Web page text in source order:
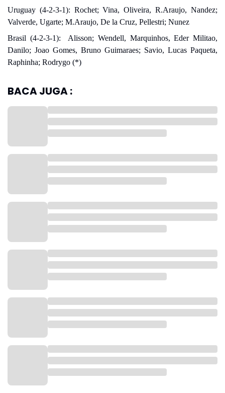
Uruguay (4-2-3-1): Rochet; Vina, Oliveira, R.Araujo, Nandez;
Valverde, Ugarte; M.Araujo, De la Cruz, Pellestri; Nunez
Brasil (4-2-3-1): Alisson; Wendell, Marquinhos, Eder Militao,
Danilo; Joao Gomes, Bruno Guimaraes; Savio, Lucas Paqueta,
Raphinha; Rodrygo (*)
BACA JUGA :